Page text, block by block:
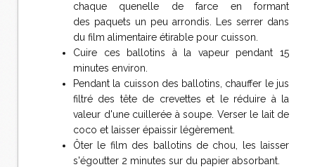
chaque quenelle de farce en formant
des paquets un peu arrondis. Les serrer dans
du film alimentaire étirable pour cuisson.
Cuire ces ballotins à la vapeur pendant 15
minutes environ.
Pendant la cuisson des ballotins, chauffer le jus
filtré des tête de crevettes et le réduire à la
valeur d'une cuillerée à soupe. Verser le lait de
coco et laisser épaissir légèrement.
Ôter le film des ballotins de chou, les laisser
s'égoutter 2 minutes sur du papier absorbant.